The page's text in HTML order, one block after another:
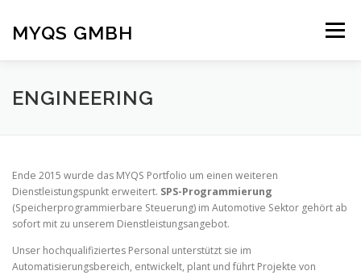
MYQS GMBH Menü
ÜBER UNS DIENSTLEISTUNGEN
ENGINEERING
Ende 2015 wurde das MYQS Portfolio um einen weiteren
Dienstleistungspunkt erweitert. SPS-Programmierung
(Speicherprogrammierbare Steuerung) im Automotive Sektor gehört ab
sofort mit zu unserem Dienstleistungsangebot.
Unser hochqualifiziertes Personal unterstützt sie im
Automatisierungsbereich, entwickelt, plant und führt Projekte von